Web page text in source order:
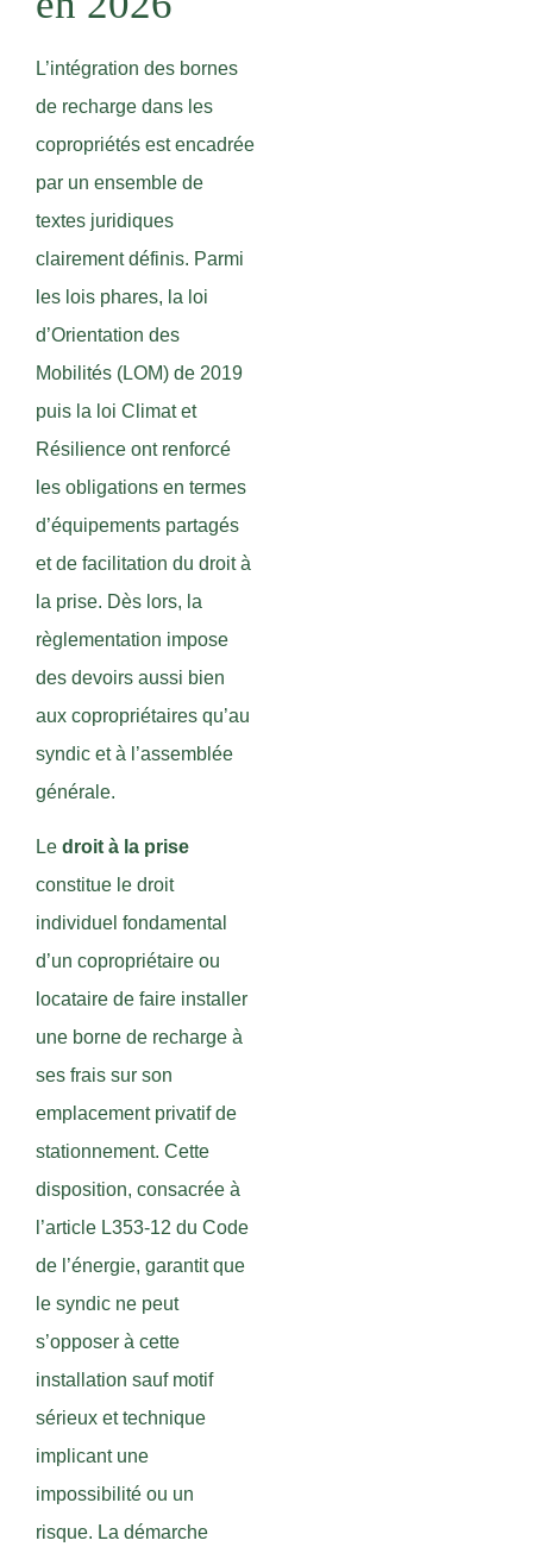
L’intégration des bornes
de recharge dans les
copropriétés est encadrée
par un ensemble de
textes juridiques
clairement définis. Parmi
les lois phares, la loi
d’Orientation des
Mobilités (LOM) de 2019
puis la loi Climat et
Résilience ont renforcé
les obligations en termes
d’équipements partagés
et de facilitation du droit à
la prise. Dès lors, la
règlementation impose
des devoirs aussi bien
aux copropriétaires qu’au
syndic et à l’assemblée
générale.
Le droit à la prise
constitue le droit
individuel fondamental
d’un copropriétaire ou
locataire de faire installer
une borne de recharge à
ses frais sur son
emplacement privatif de
stationnement. Cette
disposition, consacrée à
l’article L353-12 du Code
de l’énergie, garantit que
le syndic ne peut
s’opposer à cette
installation sauf motif
sérieux et technique
implicant une
impossibilité ou un
risque. La démarche